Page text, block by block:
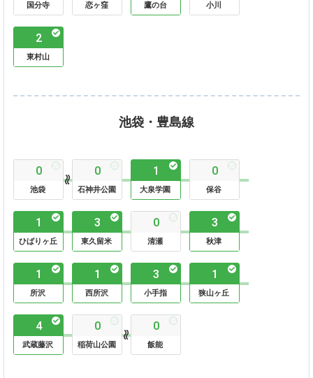
国分寺 恋ヶ窪 鷹の台 小川
2
東村山
池袋・豊島線
0
池袋
0
石神井公園
1
大泉学園
0
保谷
1
ひばりヶ丘
3
東久留米
0
清瀬
3
秋津
1
所沢
1
西所沢
3
小手指
1
狭山ヶ丘
4
武蔵藤沢
0
稲荷山公園
0
飯能